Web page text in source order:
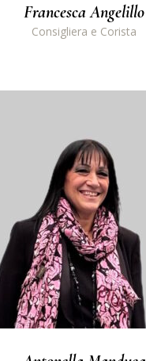
Francesca Angelillo
Consigliera e Corista